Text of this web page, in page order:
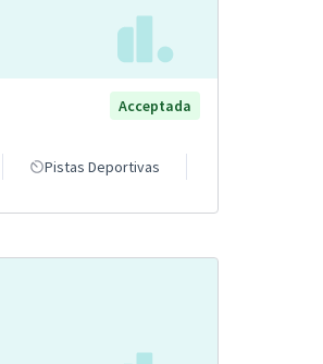
Acceptada
Pistas Deportivas